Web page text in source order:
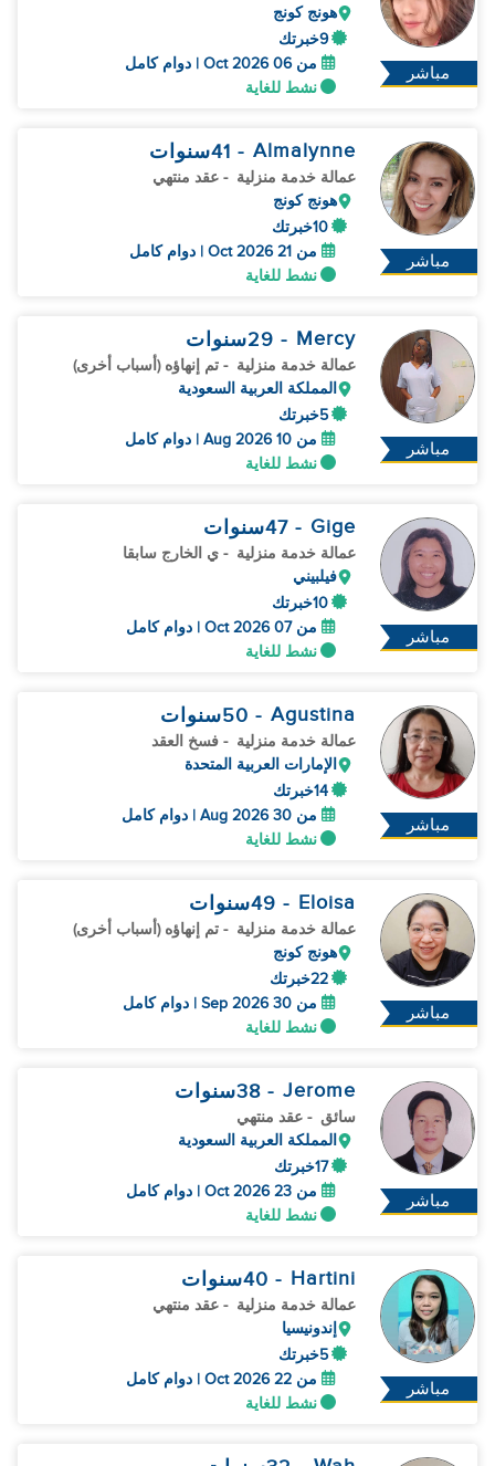
مباشر
هونج كونج
9خبرتك
من 06 Oct 2026 | دوام كامل
نشط للغاية
مباشر
Almalynne
- 41 سنوات
عمالة خدمة منزلية - عقد منتهي
هونج كونج
10خبرتك
من 21 Oct 2026 | دوام كامل
نشط للغاية
مباشر
Mercy
- 29 سنوات
عمالة خدمة منزلية - تم إنهاؤه (أسباب أخرى)
المملكة العربية السعودية
5خبرتك
من 10 Aug 2026 | دوام كامل
نشط للغاية
مباشر
Gige
- 47 سنوات
عمالة خدمة منزلية - ي الخارج سابقا
فيلبيني
10خبرتك
من 07 Oct 2026 | دوام كامل
نشط للغاية
مباشر
Agustina
- 50 سنوات
عمالة خدمة منزلية - فسخ العقد
الإمارات العربية المتحدة
14خبرتك
من 30 Aug 2026 | دوام كامل
نشط للغاية
مباشر
Eloisa
- 49 سنوات
عمالة خدمة منزلية - تم إنهاؤه (أسباب أخرى)
هونج كونج
22خبرتك
من 30 Sep 2026 | دوام كامل
نشط للغاية
مباشر
Jerome
- 38 سنوات
سائق - عقد منتهي
المملكة العربية السعودية
17خبرتك
من 23 Oct 2026 | دوام كامل
نشط للغاية
مباشر
Hartini
- 40 سنوات
عمالة خدمة منزلية - عقد منتهي
إندونيسيا
5خبرتك
من 22 Oct 2026 | دوام كامل
نشط للغاية